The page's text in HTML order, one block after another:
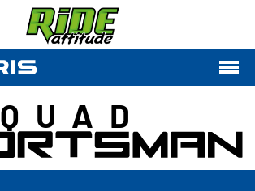
QUAD